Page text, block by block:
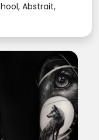
Abstrait,